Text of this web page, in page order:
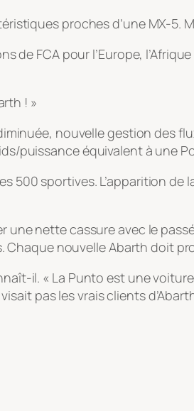
proches d’une MX-5.
de FCA pour l’Europe,
! »
nouvelle gestion des
puissance équivalent à une
500 sportives. L’apparition
nette cassure avec le
Chaque nouvelle Abarth doit
il. « La Punto est une
pas les vrais clients